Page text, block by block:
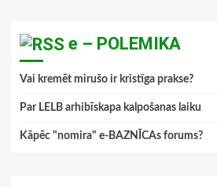
e – POLEMIKA
Vai kremēt mirušo ir kristīga prakse?
Par LELB arhibīskapa kalpošanas laiku
Kāpēc "nomira" e-BAZNĪCAs forums?